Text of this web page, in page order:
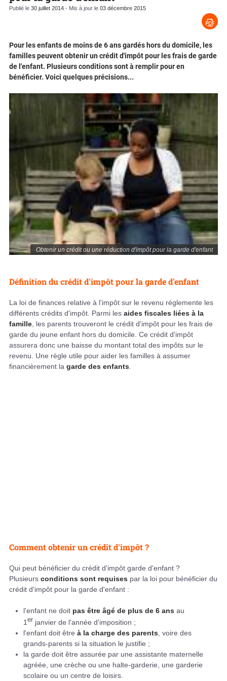
Publié le 30 juillet 2014 - Mis à jour le 03 décembre 2015
Obtenir un crédit ou une réduction d'impôt pour la garde d'enfant
Pour les enfants de moins de 6 ans gardés hors du domicile, les
familles peuvent obtenir un crédit d'impôt pour les frais de garde
de l'enfant. Plusieurs conditions sont à remplir pour en
bénéficier. Voici quelques précisions...
Définition du crédit d'impôt pour la garde d'enfant
La loi de finances relative à l'impôt sur le revenu réglemente les
différents crédits d'impôt. Parmi les aides fiscales liées à la
famille , les parents trouveront le crédit d'impôt pour les frais de
garde du jeune enfant hors du domicile. Ce crédit d'impôt
assurera donc une baisse du montant total des impôts sur le
revenu. Une règle utile pour aider les familles à assumer
financièrement la garde des enfants
Comment obtenir un crédit d'impôt ?
Qui peut bénéficier du crédit d'impôt garde d'enfant ?
Plusieurs conditions sont requises par la loi pour bénéficier du
crédit d'impôt pour la garde d'enfant :
l'enfant ne doit pas être âgé de plus de 6 ans au
1 er janvier de l'année d'imposition ;
l'enfant doit être à la charge des parents , voire des
grands-parents si la situation le justifie ;
la garde doit être assurée par une assistante maternelle
agréée, une crèche ou une halte-garderie, une garderie
scolaire ou un centre de loisirs.